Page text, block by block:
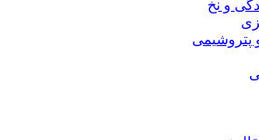
و نخ
پتروشیمی